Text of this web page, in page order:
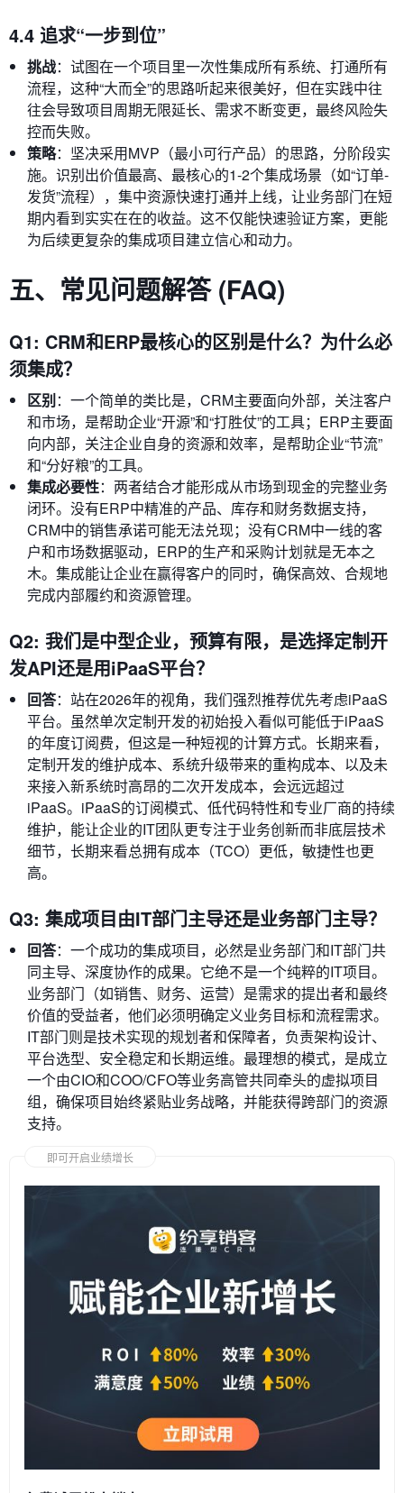
4.4 追求“一步到位”
挑战：试图在一个项目里一次性集成所有系统、打通所有
流程，这种“大而全”的思路听起来很美好，但在实践中往
往会导致项目周期无限延长、需求不断变更，最终风险失
控而失败。
策略：坚决采用MVP（最小可行产品）的思路，分阶段实
施。识别出价值最高、最核心的1-2个集成场景（如“订单-
发货”流程），集中资源快速打通并上线，让业务部门在短
期内看到实实在在的收益。这不仅能快速验证方案，更能
为后续更复杂的集成项目建立信心和动力。
五、常见问题解答 (FAQ)
Q1: CRM和ERP最核心的区别是什么？为什么必
须集成？
区别：一个简单的类比是，CRM主要面向外部，关注客户
和市场，是帮助企业“开源”和“打胜仗”的工具；ERP主要面
向内部，关注企业自身的资源和效率，是帮助企业“节流”
和“分好粮”的工具。
集成必要性：两者结合才能形成从市场到现金的完整业务
闭环。没有ERP中精准的产品、库存和财务数据支持，
CRM中的销售承诺可能无法兑现；没有CRM中一线的客
户和市场数据驱动，ERP的生产和采购计划就是无本之
木。集成能让企业在赢得客户的同时，确保高效、合规地
完成内部履约和资源管理。
Q2: 我们是中型企业，预算有限，是选择定制开
发API还是用iPaaS平台？
回答：站在2026年的视角，我们强烈推荐优先考虑iPaaS
平台。虽然单次定制开发的初始投入看似可能低于iPaaS
的年度订阅费，但这是一种短视的计算方式。长期来看，
定制开发的维护成本、系统升级带来的重构成本、以及未
来接入新系统时高昂的二次开发成本，会远远超过
iPaaS。iPaaS的订阅模式、低代码特性和专业厂商的持续
维护，能让企业的IT团队更专注于业务创新而非底层技术
细节，长期来看总拥有成本（TCO）更低，敏捷性也更
高。
Q3: 集成项目由IT部门主导还是业务部门主导？
回答：一个成功的集成项目，必然是业务部门和IT部门共
同主导、深度协作的成果。它绝不是一个纯粹的IT项目。
业务部门（如销售、财务、运营）是需求的提出者和最终
价值的受益者，他们必须明确定义业务目标和流程需求。
IT部门则是技术实现的规划者和保障者，负责架构设计、
平台选型、安全稳定和长期运维。最理想的模式，是成立
一个由CIO和COO/CFO等业务高管共同牵头的虚拟项目
组，确保项目始终紧贴业务战略，并能获得跨部门的资源
支持。
即可开启业绩增长